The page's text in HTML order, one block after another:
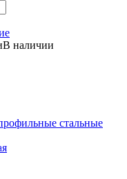
В наличии
стальные